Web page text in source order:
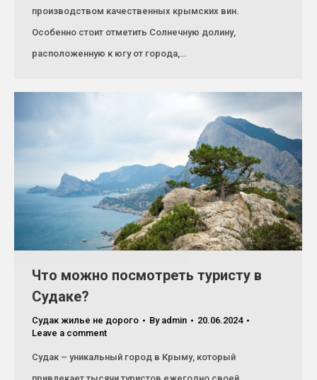
производством качественных крымских вин.
Особенно стоит отметить Солнечную долину,
расположенную к югу от города,…
Что можно посмотреть туристу в
Судаке?
Судак жилье не дорого By admin
20.06.2024
Leave a comment
Судак – уникальный город в Крыму, который